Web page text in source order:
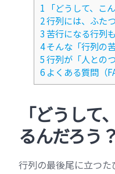
1 「どうして、こ
2行列には、ふた
3 苦行になる行列
4そんな「行列の
5行列が「人との
6よくある質問（
「どうし
るんだろう
行列の最後尾に立つた